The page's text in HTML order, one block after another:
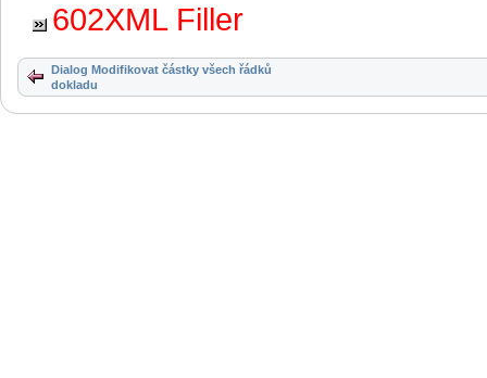
602XML Filler
Dialog Modifikovat částky všech řádků
dokladu